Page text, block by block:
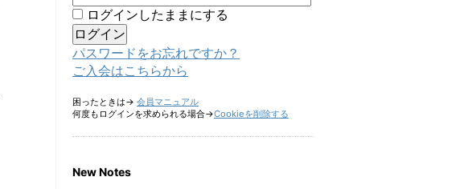
ログインしたままにする
パスワードをお忘れですか？
ご入会はこちらから
困ったときは→ 会員マニュアル
何度もログインを求められる場合→Cookieを削除する
New Notes